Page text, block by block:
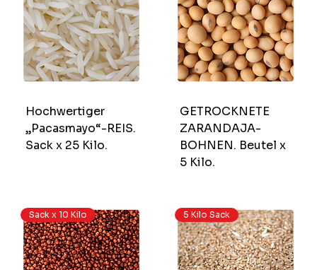
Hochwertiger
„Pacasmayo“-REIS.
Sack x 25 Kilo.
GETROCKNETE
ZARANDAJA-
BOHNEN. Beutel x
5 Kilo.
Sack x 10 Kilo 5 Kilo Sack